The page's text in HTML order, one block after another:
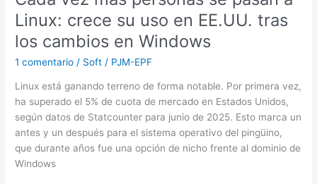
Linux: crece su uso en EE.UU. tras
los cambios en Windows
1 comentario / Soft / PJM-EPF
Linux está ganando terreno de forma notable. Por primera vez,
ha superado el 5% de cuota de mercado en Estados Unidos,
según datos de Statcounter para junio de 2025. Esto marca un
antes y un después para el sistema operativo del pingüino,
que durante años fue una opción de nicho frente al dominio de
Windows
EE.UU.
tras
los
cambios
en
Windows